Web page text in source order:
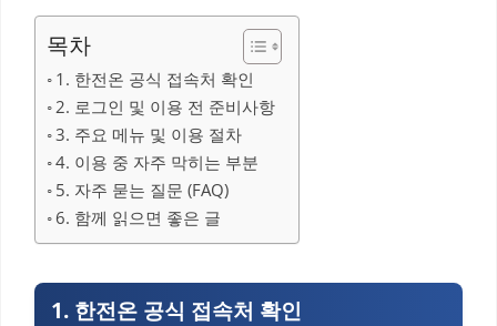
목차
1. 한전온 공식 접속처 확인
2. 로그인 및 이용 전 준비사항
3. 주요 메뉴 및 이용 절차
4. 이용 중 자주 막히는 부분
5. 자주 묻는 질문 (FAQ)
6. 함께 읽으면 좋은 글
1. 한전온 공식 접속처 확인